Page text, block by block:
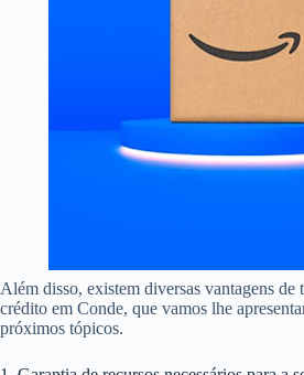
Além disso, existem diversas vantagens de
crédito em Conde, que vamos lhe
próximos tópicos.